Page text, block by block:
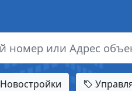
Новостройки